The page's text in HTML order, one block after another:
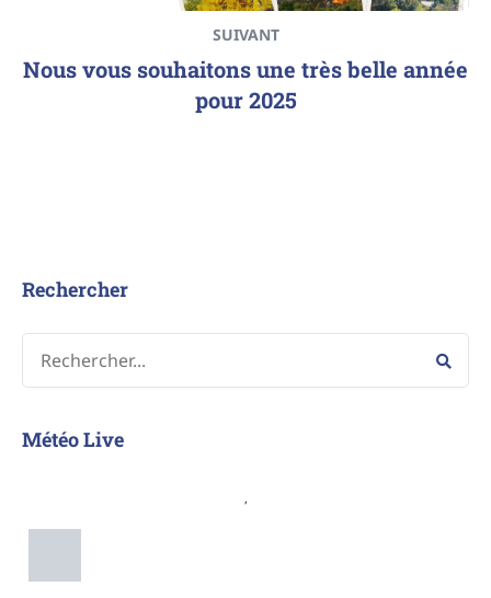
SUIVANT
Nous vous souhaitons une très belle année
pour 2025
Rechercher
Météo Live
,
Pression: